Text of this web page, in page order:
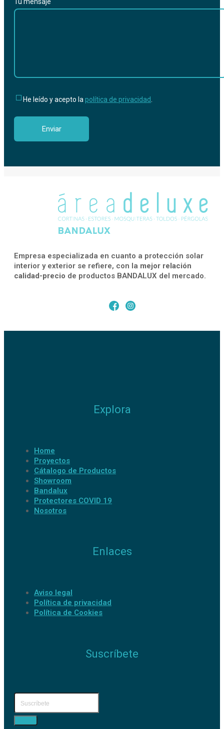
Tu mensaje
He leído y acepto la política de privacidad.
Empresa especializada en cuanto a protección solar
interior y exterior se refiere, con la mejor relación
calidad-precio de productos BANDALUX del mercado.
Explora
Home
Proyectos
Cátalogo de Productos
Showroom
Bandalux
Protectores COVID 19
Nosotros
Enlaces
Aviso legal
Política de privacidad
Política de Cookies
Suscríbete